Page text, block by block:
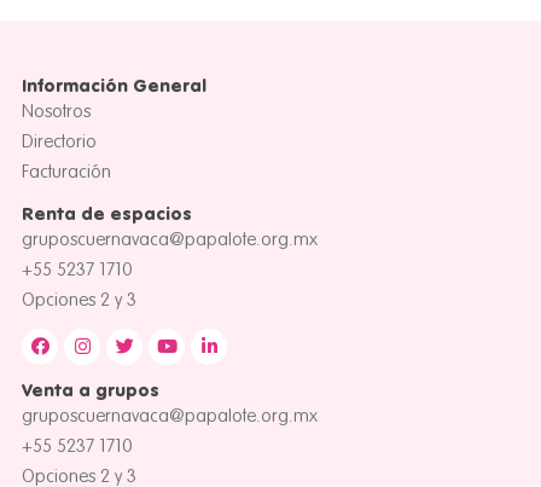
Información General
Nosotros
Directorio
Facturación
Renta de espacios
gruposcuernavaca@papalote.org.mx
+55 5237 1710
Opciones 2 y 3
Venta a grupos
gruposcuernavaca@papalote.org.mx
+55 5237 1710
Opciones 2 y 3